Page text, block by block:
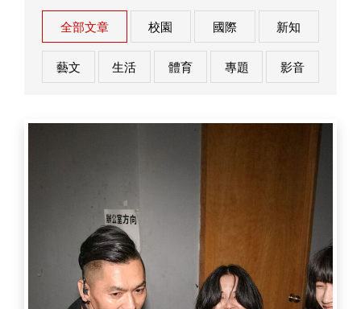
全部文章 校園 國際 新知
藝文 生活 體育 專題 影音